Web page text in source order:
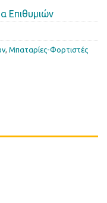
Επιθυμιών
, Μπαταρίες-Φορτιστές